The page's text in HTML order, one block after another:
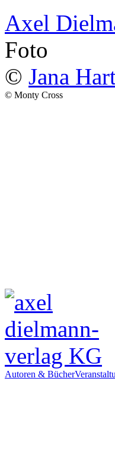
Axel
Foto
© Jana
© Monty Cross
Autoren & Bücher